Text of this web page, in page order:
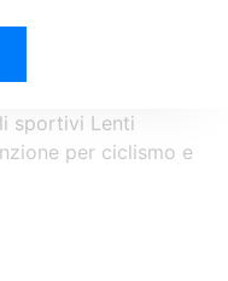
sportivi Lenti
per ciclismo e